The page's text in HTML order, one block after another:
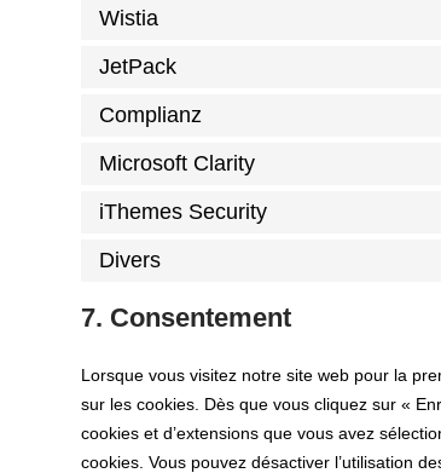
Wistia
JetPack
Complianz
Microsoft Clarity
iThemes Security
Divers
7. Consentement
Lorsque vous visitez notre site web pour la
sur les cookies. Dès que vous cliquez sur «
cookies et d’extensions que vous avez
cookies. Vous pouvez désactiver l’utilisation